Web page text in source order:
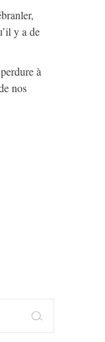
y a de
à
nos